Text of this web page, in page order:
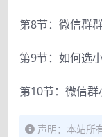
第8节：微信群
第9节：如何选
第10节：微信
声明：本站所